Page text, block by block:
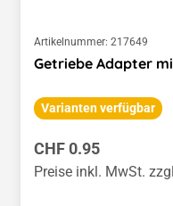
Artikelnummer: 217649
Getriebe Adapter
Varianten verfügbar
Regulärer Preis:
CHF 0.95
Preise inkl. MwSt.